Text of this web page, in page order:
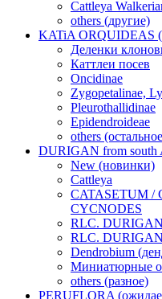
Cattleya
others (другие)
KATiA ORQUIDEAS
Деленки
Каттлеи посев
Oncidinae
Zygopetalinae,
Pleurothallidinae
Epidendroideae
others
DURIGAN from south
New (новинки)
Cattleya
CATASETUM /
CYCNODES
RLC.
RLC.
Dendrobium
Миниатюрные
others (разное)
PERUFLORA